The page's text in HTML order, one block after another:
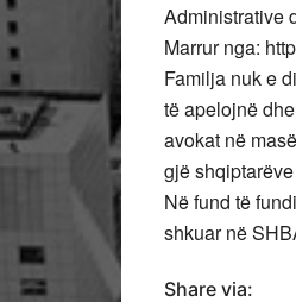
Administrative
Marrur nga:
Familja nuk e
të apelojnë
avokat në
gjë
Në fund të
shkuar në
Share via: